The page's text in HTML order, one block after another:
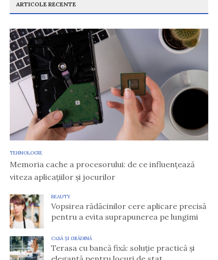
ARTICOLE RECENTE
TEHNOLOGIE
Memoria cache a procesorului: de ce influențează
viteza aplicațiilor și jocurilor
BEAUTY
Vopsirea rădăcinilor cere aplicare precisă
pentru a evita suprapunerea pe lungimi
CASĂ ȘI GRĂDINĂ
Terasa cu bancă fixă: soluție practică și